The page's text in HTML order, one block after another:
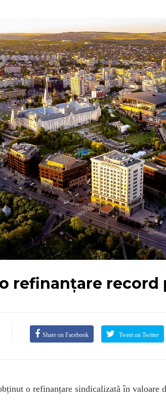
refinanțare record
Share on Facebook Tweet on Twitter
o refinanțare sindicalizată în valoare